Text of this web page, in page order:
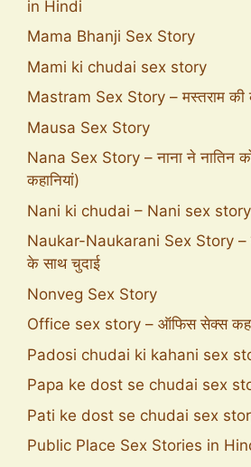
in Hindi
Mama Bhanji Sex Story
Mami ki chudai sex story
Mastram Sex Story – मस्तराम की
Mausa Sex Story
Nana Sex Story – नाना ने नातिन
कहानियां)
Nani ki chudai – Nani sex story
Naukar-Naukarani Sex Story –
के साथ चुदाई
Nonveg Sex Story
Office sex story – ऑफिस सेक्स
Padosi chudai ki kahani sex
Papa ke dost se chudai sex
Pati ke dost se chudai sex
Public Place Sex Stories in